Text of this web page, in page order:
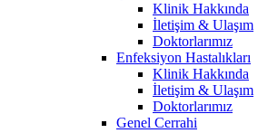
Klinik Hakkında
İletişim & Ulaşım
Doktorlarımız
Enfeksiyon Hastalıkları
Klinik Hakkında
İletişim & Ulaşım
Doktorlarımız
Genel Cerrahi